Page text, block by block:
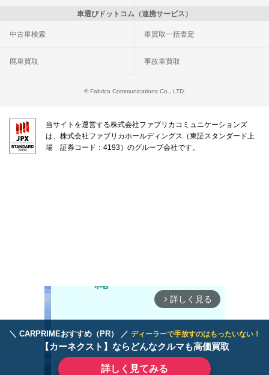
＼ CARPRIMEおすすめ（PR） ／ ディーラーで手放すのはもったいない！
【カーネクスト】ならどんなクルマも高価買取
詳しく見てみる
車選びドットコム（連携サービス）
中古車検索 車買取一括査定
廃車買取 事故車買取
© Fabrica Communications Co., LTD.
当サイトを運営する株式会社ファブリカコミュニケーションズ
は、株式会社ファブリカホールディングス（東証スタンダード上
場 証券コード：4193）のグループ会社です。
arrow_forward_ios 詳しく見る